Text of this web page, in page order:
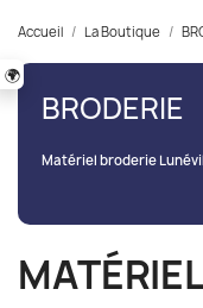
🌍
Accueil La Boutique
BRODERIE
Matériel broderie